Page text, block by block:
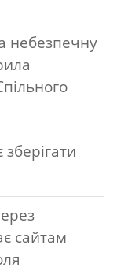
небезпечну
сайтам